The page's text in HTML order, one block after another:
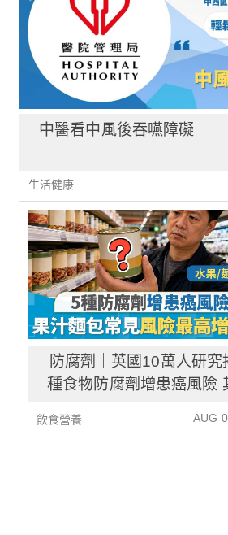
中醫看中風後吞嚥障礙
生活健康
防腐劑｜英國10萬人研究
種食物防腐劑增患癌風險
飲食營養 AUG